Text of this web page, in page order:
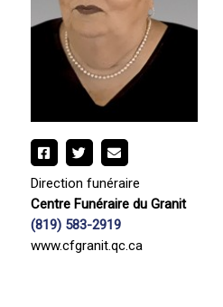
Direction funéraire
Centre Funéraire du Granit
(819) 583-2919
www.cfgranit.qc.ca